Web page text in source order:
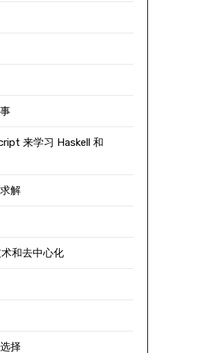
来学习 Haskell 和
解
和去中心化
择